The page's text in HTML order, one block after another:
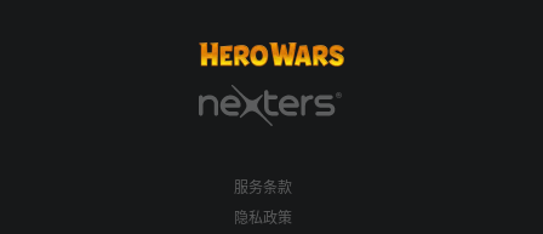
服务条款
隐私政策